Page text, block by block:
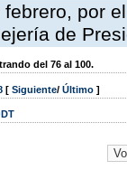
por
de
del 76 al 100.
[ Siguiente/ Último ]